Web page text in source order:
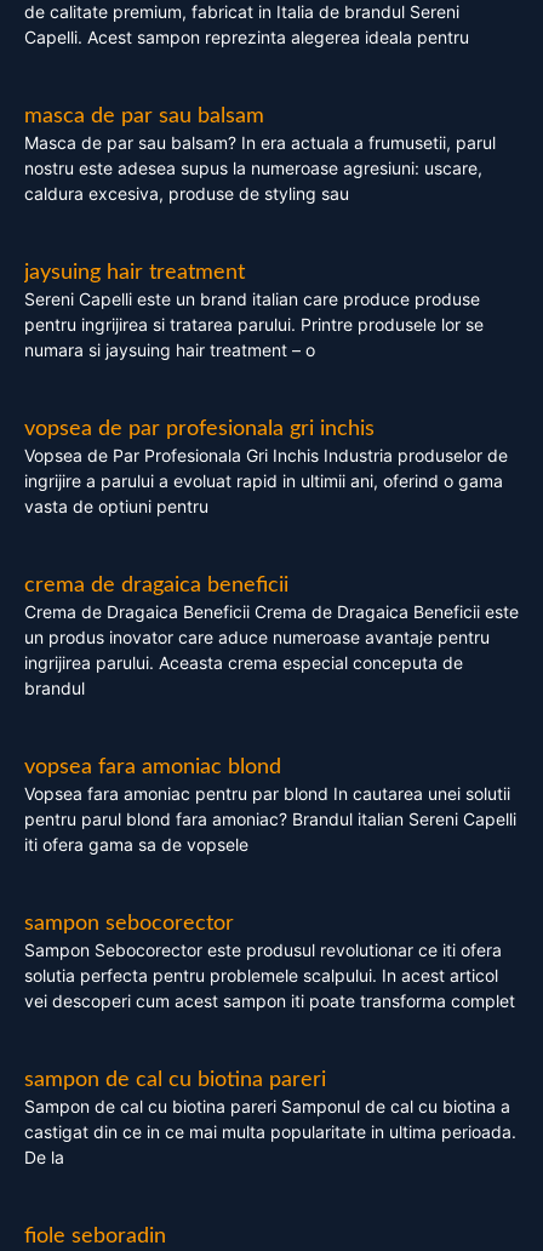
de calitate premium, fabricat in Italia de brandul Sereni
Capelli. Acest sampon reprezinta alegerea ideala pentru
masca de par sau balsam
Masca de par sau balsam? In era actuala a frumusetii, parul
nostru este adesea supus la numeroase agresiuni: uscare,
caldura excesiva, produse de styling sau
jaysuing hair treatment
Sereni Capelli este un brand italian care produce produse
pentru ingrijirea si tratarea parului. Printre produsele lor se
numara si jaysuing hair treatment – o
vopsea de par profesionala gri inchis
Vopsea de Par Profesionala Gri Inchis Industria produselor de
ingrijire a parului a evoluat rapid in ultimii ani, oferind o gama
vasta de optiuni pentru
crema de dragaica beneficii
Crema de Dragaica Beneficii Crema de Dragaica Beneficii este
un produs inovator care aduce numeroase avantaje pentru
ingrijirea parului. Aceasta crema especial conceputa de
brandul
vopsea fara amoniac blond
Vopsea fara amoniac pentru par blond In cautarea unei solutii
pentru parul blond fara amoniac? Brandul italian Sereni Capelli
iti ofera gama sa de vopsele
sampon sebocorector
Sampon Sebocorector este produsul revolutionar ce iti ofera
solutia perfecta pentru problemele scalpului. In acest articol
vei descoperi cum acest sampon iti poate transforma complet
sampon de cal cu biotina pareri
Sampon de cal cu biotina pareri Samponul de cal cu biotina a
castigat din ce in ce mai multa popularitate in ultima perioada.
De la
fiole seboradin